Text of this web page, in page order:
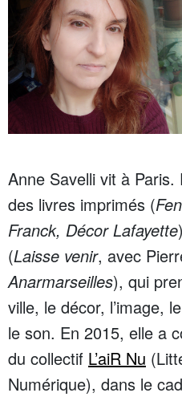
Anne Savelli vit à
des livres imprimés (
Franck, Décor Lafayette
(Laisse venir, avec
Anarmarseilles), qui
ville, le décor, l’image,
le son. En 2015, elle a
du collectif L’aiR Nu
Numérique), dans le